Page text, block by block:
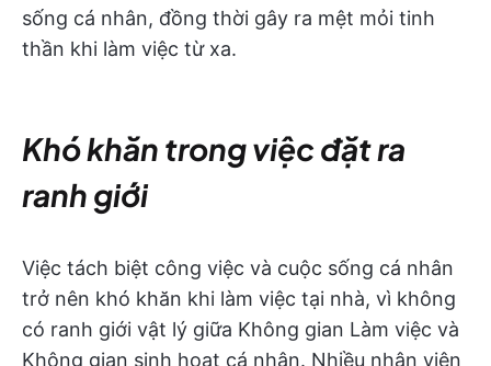
sống cá nhân, đồng thời gây ra mệt mỏi tinh
thần khi làm việc từ xa.
Khó khăn trong việc đặt ra
ranh giới
Việc tách biệt công việc và cuộc sống cá nhân
trở nên khó khăn khi làm việc tại nhà, vì không
có ranh giới vật lý giữa Không gian Làm việc và
Không gian sinh hoạt cá nhân. Nhiều nhân viên